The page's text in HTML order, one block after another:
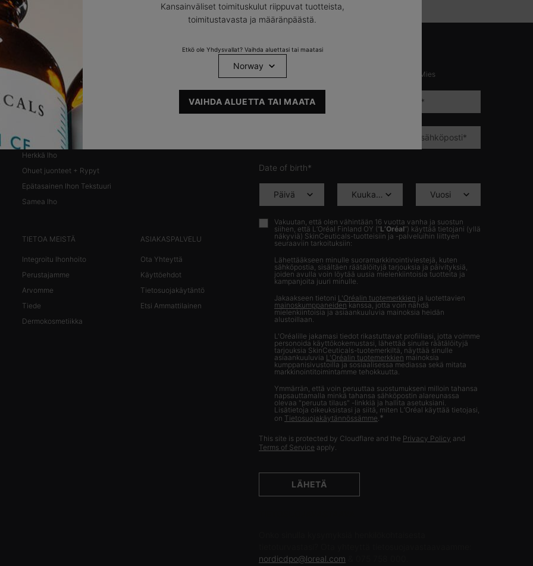
IHON KUNTO
Anti-Aging
Pigmentaatio
Epäpuhtauksiin
Kuiva Iho
Punoitus
Silmäpussit + Tummat
Silmänaluset
Herkkä Iho
Ohuet juonteet + Rypyt
Epätasainen Ihon Tekstuuri
Samea Iho
Rasvoittuva Iho
TIETOA MEISTÄ
Integroitu Ihonhoito
Perustajamme
Arvomme
Tiede
Dermokosmetiikka
ASIAKASPALVELU
Ota Yhteyttä
Käyttöehdot
Tietosuojakäytäntö
Etsi Ammattilainen
Pakolliset kentät on merkitty tähdellä (*)
newslettersignup.title.legend Mies
Etunimi* *
Vahvista sähköposti*
Date of birth*
Vakuutan, että olen vähintään 16 vuotta vanha ja suostun
siihen, että L’Oréal Finland OY (“L’Oréal”) käyttää tietojani (yllä
näkyviä) SkinCeuticals-tuotteisiin ja -palveluihin liittyen
seuraaviin tarkoituksiin:
Lähettääkseen minulle suoramarkkinointiviestejä, kuten
sähköpostia, sisältäen räätälöityjä tarjouksia ja päivityksiä,
joiden avulla voin löytää uusia mielenkiintoisia tuotteita ja
kampanjoita juuri minulle.
Jakaakseen tietoni L'Oréalin tuotemerkkien ja luotettavien
mainoskumppaneiden kanssa, jotta voin nähdä
mielenkiintoisia ja asiaankuuluvia mainoksia heidän
alustoillaan.
L'Oréalille jakamasi tiedot rikastuttavat profiiliasi, jotta voimme
personoida käyttökokemustasi, lähettää sinulle räätälöityjä
tarjouksia SkinCeuticals-tuotemerkiltä, näyttää sinulle
asiaankuuluvia L'Oréalin tuotemerkkien mainoksia
kumppanisivustoilla ja sosiaalisessa mediassa sekä mitata
markkinointitoimintamme tehokkuutta.
Ymmärrän, että voin peruuttaa suostumukseni milloin tahansa
napsauttamalla minkä tahansa sähköpostin alareunassa
olevaa "peruuta tilaus" -linkkiä ja hallita asetuksiani.
Lisätietoja oikeuksistasi ja siitä, miten L’Oréal käyttää tietojasi,
on Tietosuojakäytännössämme.*
This site is protected by Cloudflare and the Privacy Policy and
Terms of Service apply.
LÄHETÄ
nordicdpo@loreal.com
Kansainväliset toimituskulut riippuvat tuotteista,
toimitustavasta ja määränpäästä.
Etkö ole Yhdysvallat? Vaihda aluettasi tai maatasi
VAIHDA ALUETTA TAI MAATA